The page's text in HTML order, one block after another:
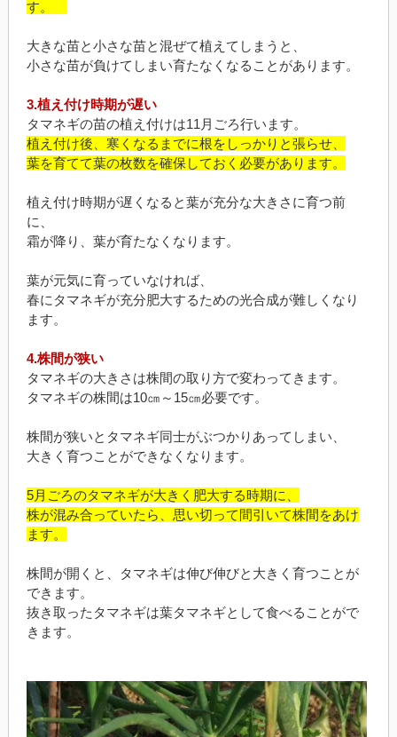
す。
大きな苗と小さな苗と混ぜて植えてしまうと、
小さな苗が負けてしまい育たなくなることがあります。
3.植え付け時期が遅い
タマネギの苗の植え付けは11月ごろ行います。
植え付け後、寒くなるまでに根をしっかりと張らせ、
葉を育てて葉の枚数を確保しておく必要があります。
植え付け時期が遅くなると葉が充分な大きさに育つ前
に、
霜が降り、葉が育たなくなります。
葉が元気に育っていなければ、
春にタマネギが充分肥大するための光合成が難しくなり
ます。
4.株間が狭い
タマネギの大きさは株間の取り方で変わってきます。
タマネギの株間は10㎝～15㎝必要です。
株間が狭いとタマネギ同士がぶつかりあってしまい、
大きく育つことができなくなります。
5月ごろのタマネギが大きく肥大する時期に、
株が混み合っていたら、思い切って間引いて株間をあけ
ます。
株間が開くと、タマネギは伸び伸びと大きく育つことが
できます。
抜き取ったタマネギは葉タマネギとして食べることがで
きます。